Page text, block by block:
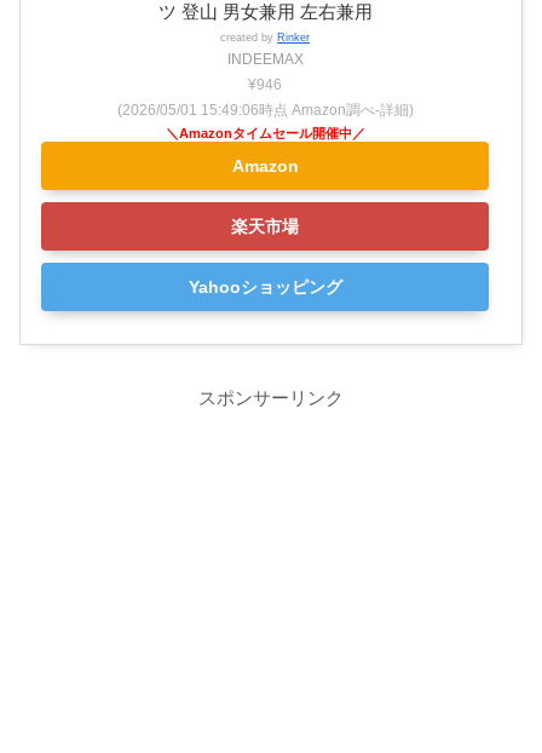
ツ 登山 男女兼用 左右兼用
created by Rinker
INDEEMAX
¥946
(2026/05/01 15:49:06時点 Amazon調べ-詳細)
Amazon
楽天市場
Yahooショッピング
スポンサーリンク